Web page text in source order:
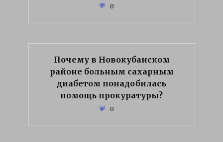
0
Почему в Новокубанском
районе больным сахарным
диабетом понадобилась
помощь прокуратуры?
0